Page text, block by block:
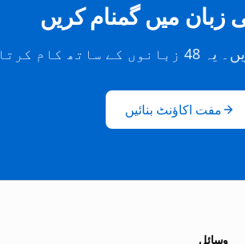
میں گمنام کریں
کرتا ہے۔
مفت اکاؤنٹ بنائیں
وسائل